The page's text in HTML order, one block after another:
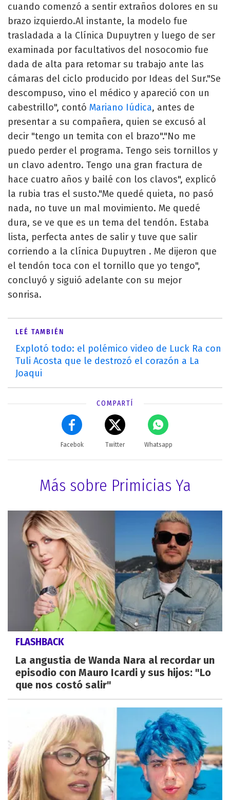
cuando comenzó a sentir extraños dolores en su
brazo izquierdo.Al instante, la modelo fue
trasladada a la Clínica Dupuytren y luego de ser
examinada por facultativos del nosocomio fue
dada de alta para retomar su trabajo ante las
cámaras del ciclo producido por Ideas del Sur."Se
descompuso, vino el médico y apareció con un
cabestrillo", contó Mariano Iúdica, antes de
presentar a su compañera, quien se excusó al
decir "tengo un temita con el brazo"."No me
puedo perder el programa. Tengo seis tornillos y
un clavo adentro. Tengo una gran fractura de
hace cuatro años y bailé con los clavos", explicó
la rubia tras el susto."Me quedé quieta, no pasó
nada, no tuve un mal movimiento. Me quedé
dura, se ve que es un tema del tendón. Estaba
lista, perfecta antes de salir y tuve que salir
corriendo a la clínica Dupuytren . Me dijeron que
el tendón toca con el tornillo que yo tengo",
concluyó y siguió adelante con su mejor
sonrisa.
LEÉ TAMBIÉN
Explotó todo: el polémico video de Luck Ra con
Tuli Acosta que le destrozó el corazón a La
Joaqui
COMPARTÍ
Facebok Twitter Whatsapp
Más sobre Primicias Ya
FLASHBACK
La angustia de Wanda Nara al recordar un
episodio con Mauro Icardi y sus hijos: "Lo
que nos costó salir"